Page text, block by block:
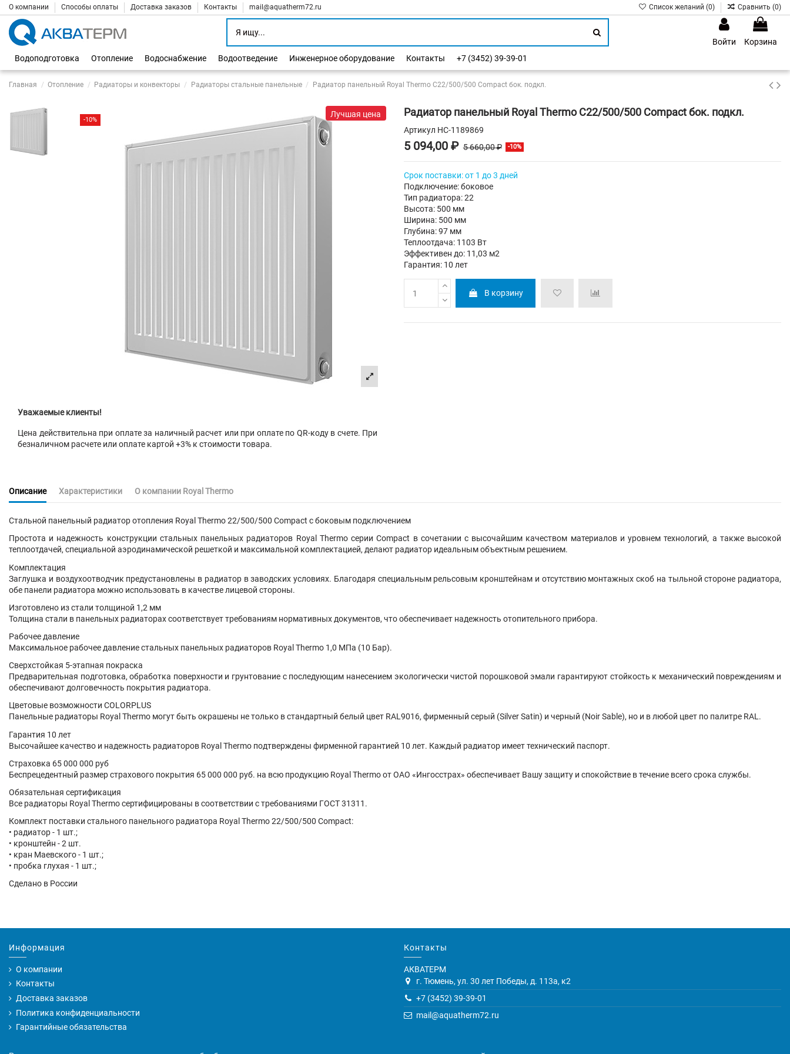
О компании Способы оплаты Доставка заказов Контакты mail@aquatherm72.ru Список желаний (0) Сравнить (0)
Войти
Корзина
Водоподготовка
Отопление Водоснабжение Водоотведение Инженерное оборудование Контакты +7 (3452) 39-39-01
Главная Отопление Радиаторы и конвекторы Радиаторы стальные панельные Радиатор панельный Royal Thermo C22/500/500 Compact бок. подкл.
-10%
Лучшая цена
Уважаемые клиенты!
Цена действительна при оплате за наличный расчет или при оплате по QR-коду в счете. При
безналичном расчете или оплате картой +3% к стоимости товара.
Радиатор панельный Royal Thermo C22/500/500 Compact бок. подкл.
Артикул НС-1189869
5 094,00 ₽ 5 660,00 ₽ -10%
Срок поставки: от 1 до 3 дней
Подключение: боковое
Тип радиатора: 22
Высота: 500 мм
Ширина: 500 мм
Глубина: 97 мм
Теплоотдача: 1103 Вт
Эффективен до: 11,03 м2
Гарантия: 10 лет
В корзину
Описание Характеристики О компании Royal Thermo
Стальной панельный радиаторотопления Royal Thermo 22/500/500 Compact с боковым подключением
Простота и надежность конструкции стальных панельных радиаторов Royal Thermo серии Compact в сочетании с высочайшим качеством материалов и уровнем технологий, а также высокой
теплоотдачей, специальной аэродинамической решеткой и максимальной комплектацией, делают радиатор идеальным объектным решением.
Комплектация
Заглушка и воздухоотводчик предустановлены в радиатор в заводских условиях. Благодаря специальным рельсовым кронштейнам и отсутствию монтажных скоб на тыльной стороне радиатора,
обе панели радиатора можно использовать в качестве лицевой стороны.
Изготовлено из стали толщиной 1,2 мм
Толщина стали в панельных радиаторах соответствует требованиям нормативных документов, что обеспечивает надежность отопительного прибора.
Рабочее давление
Максимальное рабочее давление стальных панельных радиаторов Royal Thermo 1,0 МПа (10 Бар).
Сверхстойкая 5-этапная покраска
Предварительная подготовка, обработка поверхности и грунтование с последующим нанесением экологически чистой порошковой эмали гарантируют стойкость к механический повреждениям и
обеспечивают долговечность покрытия радиатора.
Цветовые возможности COLORPLUS
Панельные радиаторы Royal Thermo могут быть окрашены не только в стандартный белый цвет RAL9016, фирменный серый (Silver Satin) и черный (Noir Sable), но и в любой цвет по палитре RAL.
Гарантия 10 лет
Высочайшее качество и надежность радиаторов Royal Thermo подтверждены фирменной гарантией 10 лет. Каждый радиатор имеет технический паспорт.
Страховка 65 000 000 руб
Беспрецедентный размер страхового покрытия 65 000 000 руб. на всю продукцию Royal Thermo от ОАО «Ингосстрах» обеспечивает Вашу защиту и спокойствие в течение всего срока службы.
Обязательная сертификация
Все радиаторы Royal Thermo сертифицированы в соответствии с требованиями ГОСТ 31311.
Комплект поставки стального панельного радиатора Royal Thermo 22/500/500 Compact:
• радиатор - 1 шт.;
• кронштейн - 2 шт.
• кран Маевского - 1 шт.;
• пробка глухая - 1 шт.;
Сделано в России
Информация
О компании
Контакты
Доставка заказов
Политика конфиденциальности
Гарантийные обязательства
Контакты
АКВАТЕРМ
г. Тюмень, ул. 30 лет Победы, д. 113а, к2
+7 (3452) 39-39-01
mail@aquatherm72.ru